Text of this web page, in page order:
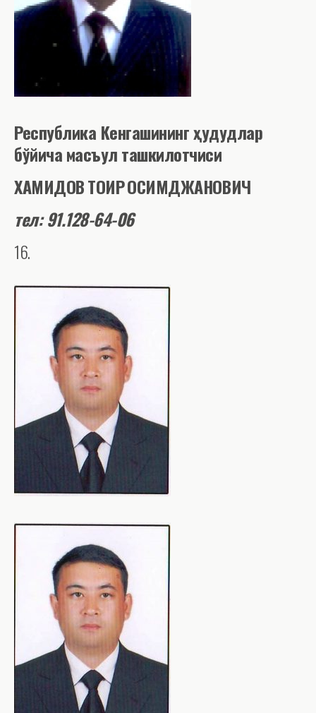
Республика Кенгашинингҳудудлар
бўйича масъул ташкилотчиси
ХАМИДОВТОИРҚОСИМДЖАНОВИЧ
тел:91.128-64-06
16.